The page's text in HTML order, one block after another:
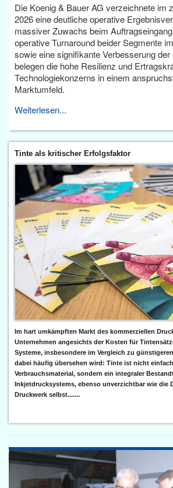
Die Koenig & Bauer AG verzeichnete im
2026 eine deutliche operative
massiver Zuwachs beim
operative Turnaround beider Segmente
sowie eine signifikante Verbesserung
belegen die hohe Resilienz und
Technologiekonzerns in einem
Marktumfeld.
Weiterlesen...
Tinte als kritischer Erfolgsfaktor
Im hart umkämpften Markt des kommerziellen
Unternehmen angesichts der Kosten für
Systeme, insbesondere im Vergleich zu
dabei häufig übersehen wird: Tinte ist nicht
Verbrauchsmaterial, sondern ein integraler
Inkjetdrucksystems, ebenso unverzichtbar wie die
Druckwerk selbst.......